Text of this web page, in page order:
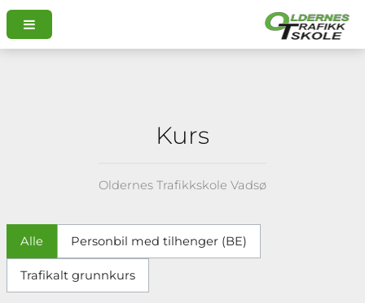
Kurs
Oldernes Trafikkskole Vadsø
Alle Personbil med tilhenger (BE)
Trafikalt grunnkurs